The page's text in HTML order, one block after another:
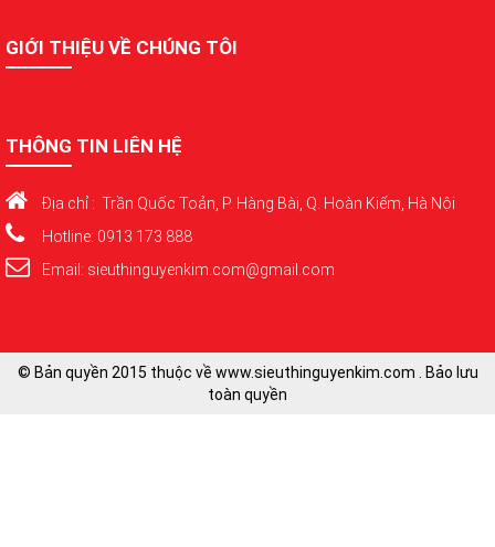
GIỚI THIỆU VỀ CHÚNG TÔI
THÔNG TIN LIÊN HỆ
Địa chỉ : Trần Quốc Toản, P. Hàng Bài, Q. Hoàn Kiếm, Hà Nội
Hotline: 0913 173 888
Email: sieuthinguyenkim.com@gmail.com
© Bản quyền 2015 thuộc về www.sieuthinguyenkim.com . Bảo lưu
toàn quyền